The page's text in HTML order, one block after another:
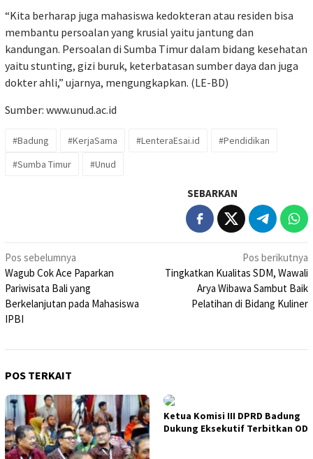
“Kita berharap juga mahasiswa kedokteran atau residen bisa
membantu persoalan yang krusial yaitu jantung dan
kandungan. Persoalan di Sumba Timur dalam bidang kesehatan
yaitu stunting, gizi buruk, keterbatasan sumber daya dan juga
dokter ahli,” ujarnya, mengungkapkan. (LE-BD)
Sumber: www.unud.ac.id
#Badung #KerjaSama #LenteraEsai.id
#Pendidikan
#Sumba Timur
#Unud
SEBARKAN
Navigasi
pos
Pos sebelumnya
Wagub Cok Ace Paparkan
Pariwisata Bali yang
Berkelanjutan pada Mahasiswa
IPBI
Pos berikutnya
Tingkatkan Kualitas SDM, Wawali
Arya Wibawa Sambut Baik
Pelatihan di Bidang Kuliner
POS TERKAIT
Ketua Komisi III DPRD Badung
Dukung Eksekutif Terbitkan OD